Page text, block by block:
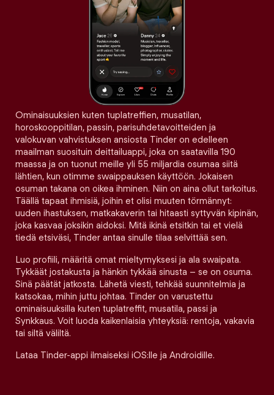
Ominaisuuksien kuten tuplatreffien, musatilan,
horoskooppitilan, passin, parisuhdetavoitteiden ja
valokuvan vahvistuksen ansiosta Tinder on edelleen
maailman suosituin deittailuappi, joka on saatavilla 190
maassa ja on tuonut meille yli 55 miljardia osumaa siitä
lähtien, kun otimme swaippauksen käyttöön. Jokaisen
osuman takana on oikea ihminen. Niin on aina ollut tarkoitus.
Täällä tapaat ihmisiä, joihin et olisi muuten törmännyt:
uuden ihastuksen, matkakaverin tai hitaasti syttyvän kipinän,
joka kasvaa joksikin aidoksi. Mitä ikinä etsitkin tai et vielä
tiedä etsiväsi, Tinder antaa sinulle tilaa selvittää sen.
Luo profiili, määritä omat mieltymyksesi ja ala swaipata.
Tykkäät jostakusta ja hänkin tykkää sinusta – se on osuma.
Sinä päätät jatkosta. Lähetä viesti, tehkää suunnitelmia ja
katsokaa, mihin juttu johtaa. Tinder on varustettu
ominaisuuksilla kuten tuplatreffit, musatila, passi ja
Synkkaus. Voit luoda kaikenlaisia yhteyksiä: rentoja, vakavia
tai siltä väliltä.
Lataa Tinder-appi ilmaiseksi iOS:lle ja Androidille.